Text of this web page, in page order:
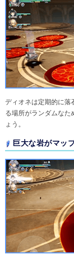
ディオネは定期的に落
る場所がランダムなた
ょう。
巨大な岩がマッ